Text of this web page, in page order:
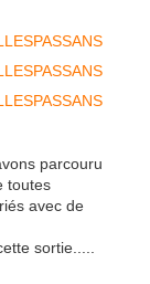
parcouru
toutes
avec de
sortie.....